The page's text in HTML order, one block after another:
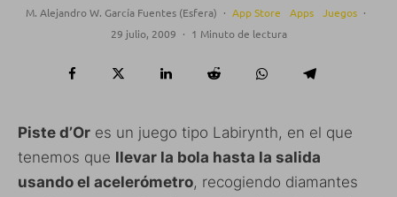
M. Alejandro W. García Fuentes (Esfera) · App Store Apps Juegos ·
29 julio, 2009 · 1 Minuto de lectura
Piste d’Or es un juego tipo Labirynth, en el que
tenemos que llevar la bola hasta la salida
usando el acelerómetro, recogiendo diamantes